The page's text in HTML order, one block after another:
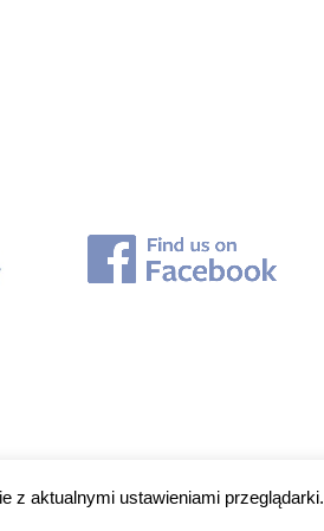
z aktualnymi ustawieniami przeglądarki.